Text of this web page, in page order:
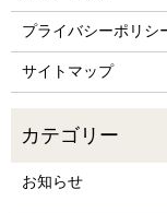
プライバシーポリシ
サイトマップ
お知らせ